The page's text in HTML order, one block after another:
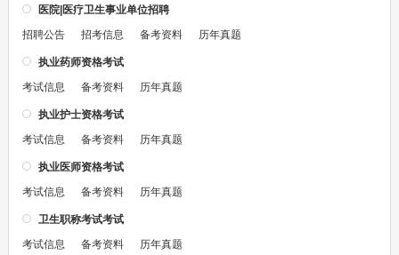
医院|医疗卫生事业单位招聘
招聘公告
招考信息 备考资料 历年真题
执业药师资格考试
考试信息
备考资料 历年真题
执业护士资格考试
考试信息
备考资料 历年真题
执业医师资格考试
考试信息
备考资料 历年真题
卫生职称考试考试
考试信息
备考资料 历年真题